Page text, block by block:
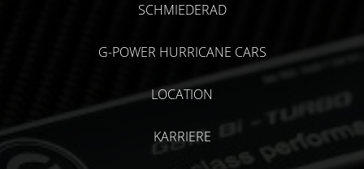
SCHMIEDERAD
G-POWER HURRICANE CARS
LOCATION
KARRIERE